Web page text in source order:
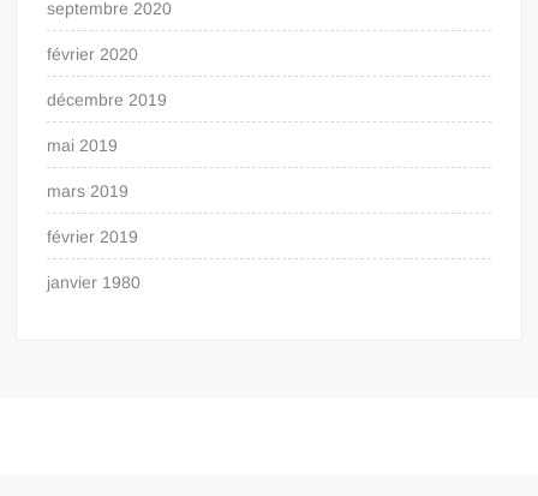
septembre 2020
février 2020
décembre 2019
mai 2019
mars 2019
février 2019
janvier 1980